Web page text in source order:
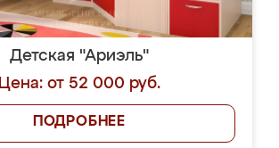
Детская "Ариэль"
Цена: от 52 000 руб.
ПОДРОБНЕЕ